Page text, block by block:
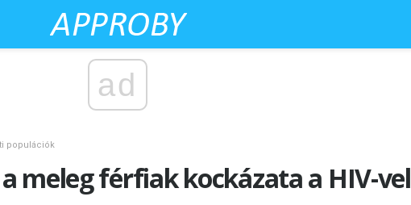
ad
populációk
meleg férfiak kockázata a HIV-vel